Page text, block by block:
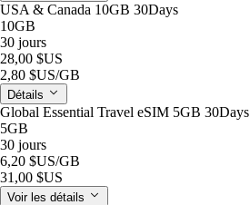
USA & Canada 10GB 30Days
10GB
30 jours
28,00 $US
2,80 $US/GB
Détails
Global Essential Travel eSIM 5GB 30Days
5GB
30 jours
6,20 $US/GB
31,00 $US
Voir les détails